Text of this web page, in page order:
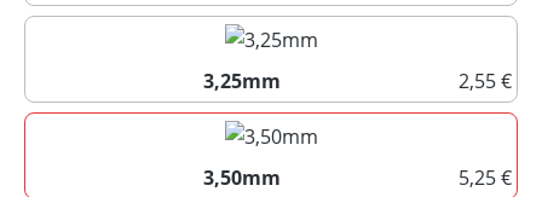
3,00mm
3,25mm
2,55 €
3,25mm
3,50mm
5,25 €